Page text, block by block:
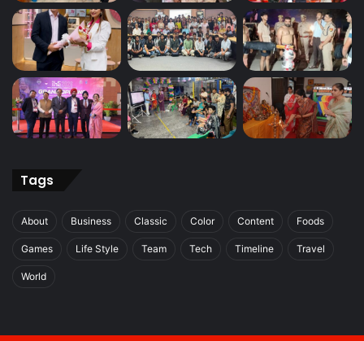
Tags
About Business Classic Color Content Foods
Games Life Style Team Tech Timeline Travel
World